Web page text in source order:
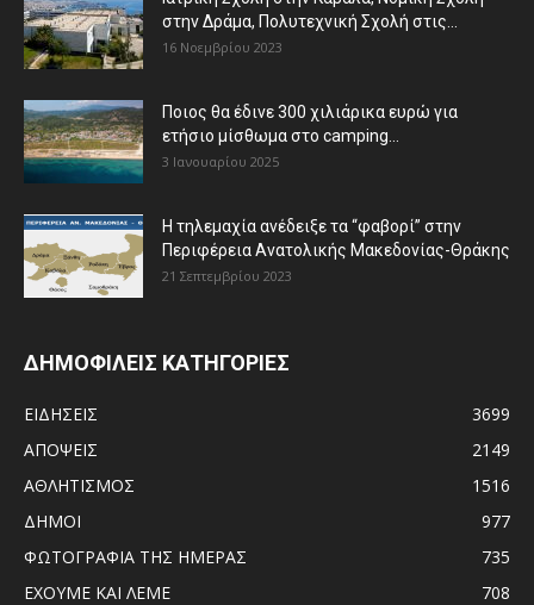
στην Δράμα, Πολυτεχνική Σχολή στις...
16 Νοεμβρίου 2023
Ποιος θα έδινε 300 χιλιάρικα ευρώ για
ετήσιο μίσθωμα στο camping...
3 Ιανουαρίου 2025
Η τηλεμαχία ανέδειξε τα “φαβορί” στην
Περιφέρεια Ανατολικής Μακεδονίας-Θράκης
21 Σεπτεμβρίου 2023
ΔΗΜΟΦΙΛΕΙΣ ΚΑΤΗΓΟΡΙΕΣ
ΕΙΔΗΣΕΙΣ
3699
ΑΠΟΨΕΙΣ
2149
ΑΘΛΗΤΙΣΜΟΣ
1516
ΔΗΜΟΙ
977
ΦΩΤΟΓΡΑΦΙΑ ΤΗΣ ΗΜΕΡΑΣ
735
ΕΧΟΥΜΕ ΚΑΙ ΛΕΜΕ
708